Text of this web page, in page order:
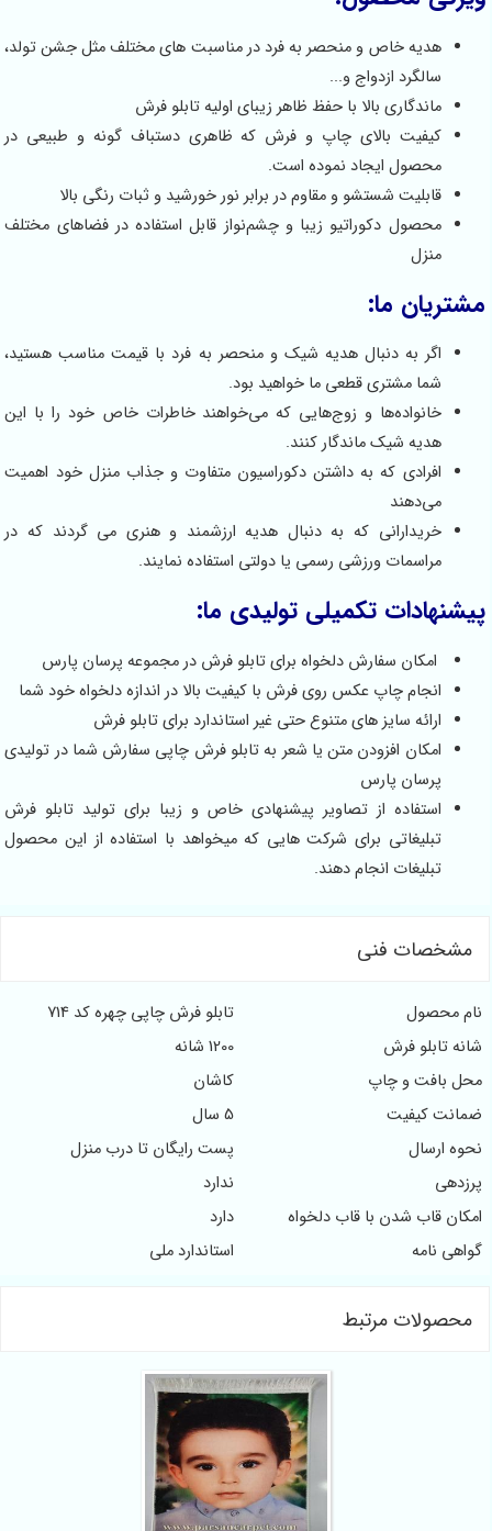
هدیه‌ خاص و منحصر به فرد در مناسبت های مختلف مثل جشن تولد،
سالگرد ازدواج و...
ماندگاری بالا با حفظ ظاهر زیبای اولیه تابلو فرش
کیفیت بالای چاپ و فرش که ظاهری دستباف گونه و طبیعی در
محصول ایجاد نموده است.
قابلیت شستشو و مقاوم در برابر نور خورشید و ثبات رنگی بالا
محصول دکوراتیو زیبا و چشم‌نواز قابل استفاده در فضاهای مختلف
منزل
مشتریان ما:
اگر به دنبال هدیه‌ شیک و منحصر به فرد با قیمت مناسب هستید،
شما مشتری قطعی ما خواهید بود.
خانواده‌ها و زوج‌هایی که می‌خواهند خاطرات خاص خود را با این
هدیه شیک ماندگار کنند.
افرادی که به داشتن دکوراسیون متفاوت و جذاب منزل خود اهمیت
می‌دهند
خریدارانی که به دنبال هدیه ارزشمند و هنری می گردند که در
مراسمات ورزشی رسمی یا دولتی استفاده نمایند.
پیشنهادات تکمیلی تولیدی ما:
امکان سفارش دلخواه برای تابلو فرش در مجموعه پرسان پارس
انجام چاپ عکس روی فرش با کیفیت‌ بالا در اندازه دلخواه خود شما
ارائه سایز های متنوع حتی غیر استاندارد برای تابلو فرش
امکان افزودن متن یا شعر به تابلو فرش چاپی سفارش شما در تولیدی
پرسان پارس
استفاده از تصاویر پیشنهادی خاص و زیبا برای تولید تابلو فرش
تبلیغاتی برای شرکت هایی که میخواهد با استفاده از این محصول
تبلیغات انجام دهند.
مشخصات فنی
نام محصول
تابلو فرش چاپی چهره کد 714
شانه تابلو فرش
1200 شانه
محل بافت و چاپ
کاشان
ضمانت کیفیت
5 سال
نحوه ارسال
پست رایگان تا درب منزل
پرزدهی
ندارد
امکان قاب شدن با قاب دلخواه
دارد
گواهی نامه
استاندارد ملی
محصولات مرتبط